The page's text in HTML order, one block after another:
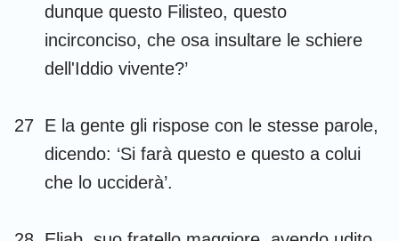
dunque questo Filisteo, questo
incirconciso, che osa insultare le schiere
dell'Iddio vivente?’
27 E la gente gli rispose con le stesse parole,
dicendo: ‘Si farà questo e questo a colui
che lo ucciderà’.